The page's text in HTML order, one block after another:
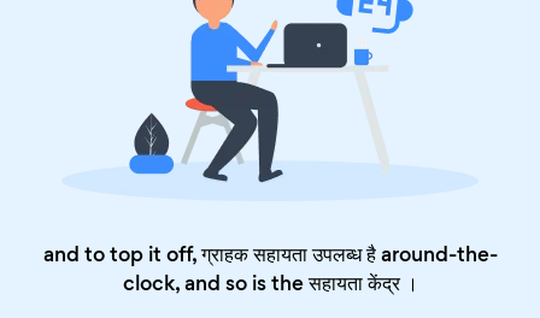
and to top it off, ग्राहक सहायता उपलब्ध है around-the-
clock, and so is theसहायता केंद्र।